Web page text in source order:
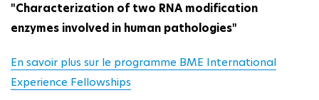
"Characterization of two RNA modification
enzymes involved in human pathologies"
En savoir plus sur le programme BME International
Experience Fellowships